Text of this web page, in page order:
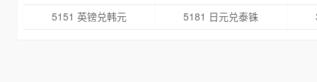
5151 英镑兑韩元
5181 日元兑泰铢